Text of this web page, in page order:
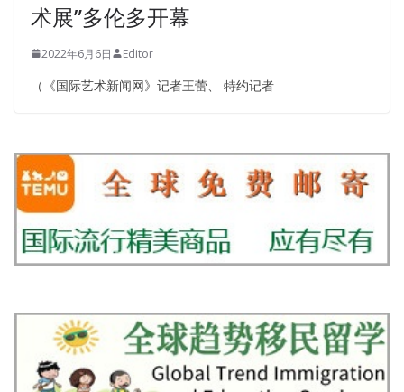
术展”多伦多开幕
2022年6月6日 Editor
（《国际艺术新闻网》记者王蕾、 特约记者